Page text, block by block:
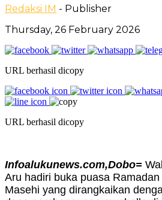
Redaksi IM - Publisher
Thursday, 26 February 2026
URL berhasil dicopy
URL berhasil dicopy
Infoalukunews.com,Dobo=
Aru hadiri buka puasa
Masehi yang dirangkaikan